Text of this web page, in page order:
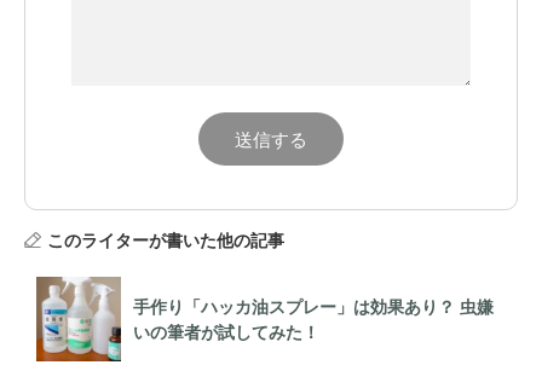
このライターが書いた他の記事
手作り「ハッカ油スプレー」は効果あり？ 虫嫌
いの筆者が試してみた！